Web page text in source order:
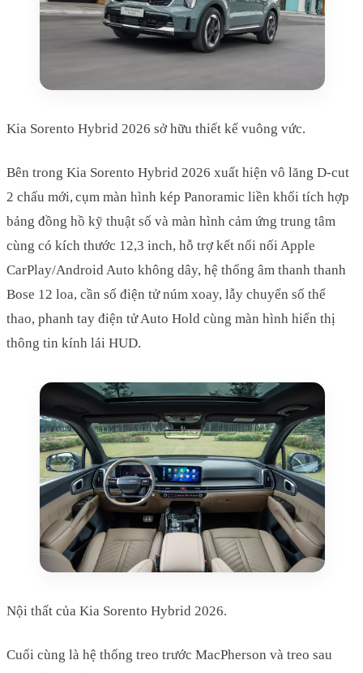
Kia Sorento Hybrid 2026 sở hữu thiết kế vuông vức.
Bên trong Kia Sorento Hybrid 2026 xuất hiện vô lăng D-cut
2 chấu mới, cụm màn hình kép Panoramic liền khối tích hợp
bảng đồng hồ kỹ thuật số và màn hình cảm ứng trung tâm
cùng có kích thước 12,3 inch, hỗ trợ kết nối nối Apple
CarPlay/Android Auto không dây, hệ thống âm thanh thanh
Bose 12 loa, cần số điện tử núm xoay, lẫy chuyển số thể
thao, phanh tay điện tử Auto Hold cùng màn hình hiển thị
thông tin kính lái HUD.
Nội thất của Kia Sorento Hybrid 2026.
Cuối cùng là hệ thống treo trước MacPherson và treo sau